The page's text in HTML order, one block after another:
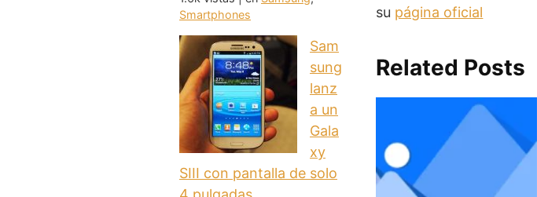
su página oficial
Related Posts
Smartphones
Sam
sung
lanz
a un
Gala
xy
SIII con pantalla de solo